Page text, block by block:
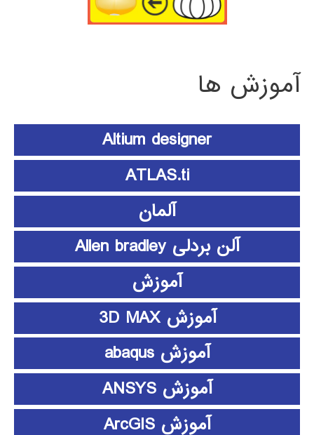
آموزش ها
Altium designer
ATLAS.ti
آلمان
آلن بردلی Allen bradley
آموزش
آموزش 3D MAX
آموزش abaqus
آموزش ANSYS
آموزش ArcGIS